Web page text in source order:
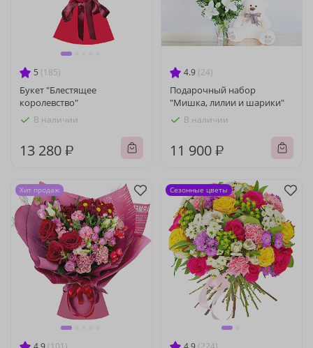
5 (185)
Букет "Блестящее
королевство"
В наличии
13 280 ₽
4.9 (24)
Подарочный набор
"Мишка, лилии и шарики"
В наличии
11 900 ₽
Хит продаж Сезонные цветы